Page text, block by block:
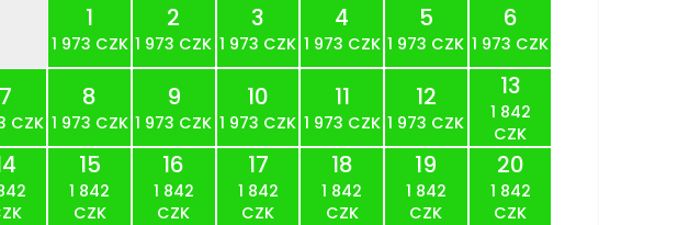
1
1 973 CZK
2
1 973 CZK
3
1 973 CZK
4
1 973 CZK
5
1 973 CZK
6
1 973 CZK
7
CZK
8
1 973 CZK
9
1 973 CZK
10
1 973 CZK
11
1 973 CZK
12
1 973 CZK
13
1 842
CZK
15
1 842
CZK
16
1 842
CZK
17
1 842
CZK
18
1 842
CZK
19
1 842
CZK
20
1 842
CZK